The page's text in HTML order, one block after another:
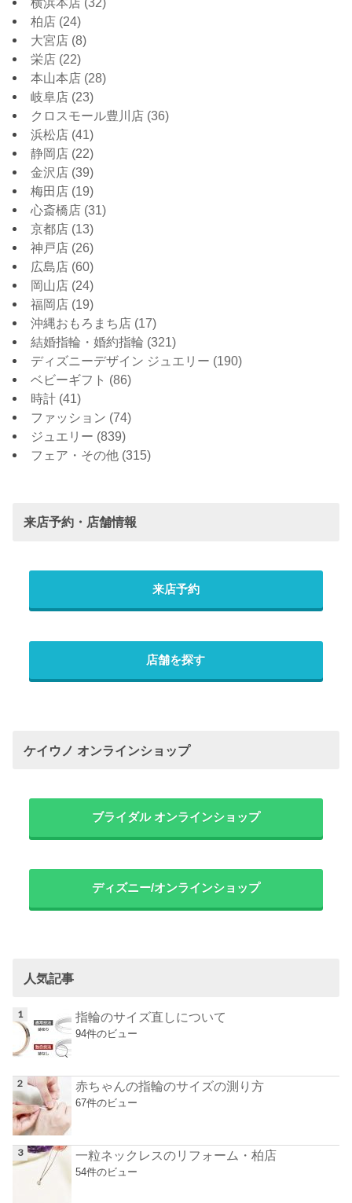
柏店 (24)
大宮店 (8)
栄店 (22)
本山本店 (28)
岐阜店 (23)
クロスモール豊川店 (36)
浜松店 (41)
静岡店 (22)
金沢店 (39)
梅田店 (19)
心斎橋店 (31)
京都店 (13)
神戸店 (26)
広島店 (60)
岡山店 (24)
福岡店 (19)
沖縄おもろまち店 (17)
結婚指輪・婚約指輪 (321)
ディズニーデザイン ジュエリー (190)
ベビーギフト (86)
時計 (41)
ファッション (74)
ジュエリー (839)
フェア・その他 (315)
来店予約・店舗情報
来店予約
店舗を探す
ケイウノ オンラインショップ
ブライダル オンラインショップ
ディズニー/オンラインショップ
人気記事
指輪のサイズ直しについて
94件のビュー
赤ちゃんの指輪のサイズの測り方
67件のビュー
一粒ネックレスのリフォーム・柏店
54件のビュー